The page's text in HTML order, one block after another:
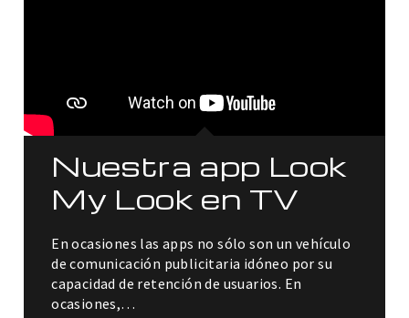
Nuestra app Look
My Look en TV
En ocasiones las apps no sólo son un vehículo
de comunicación publicitaria idóneo por su
capacidad de retención de usuarios. En
ocasiones,…